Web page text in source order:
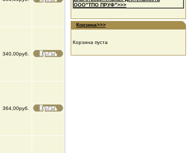
340,00руб.
364,00руб.
ООО"ТПО ПРУФ">>>
Корзина>>>
Корзина пуста